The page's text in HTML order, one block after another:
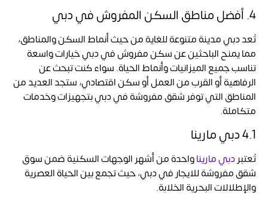
4. أفضل مناطق السكن المفروش في دبي
تُعد دبي مدينة متنوعة للغاية من حيث أنماط السكن والمناطق،
مما يمنح الباحثين عن سكن مفروش في دبي خيارات واسعة
تناسب جميع الميزانيات وأنماط الحياة. سواء كنت تبحث عن
الرفاهية أو القرب من العمل أو سكن اقتصادي، ستجد العديد من
المناطق التي توفر شقق مفروشة في دبي بتجهيزات وخدمات
متكاملة.
4.1 دبي مارينا
تُعتبردبي ماريناواحدة من أشهر الوجهات السكنية ضمن سوق
شقق مفروشة للايجار في دبي، حيث تجمع بين الحياة العصرية
والإطلالات البحرية الخلابة.